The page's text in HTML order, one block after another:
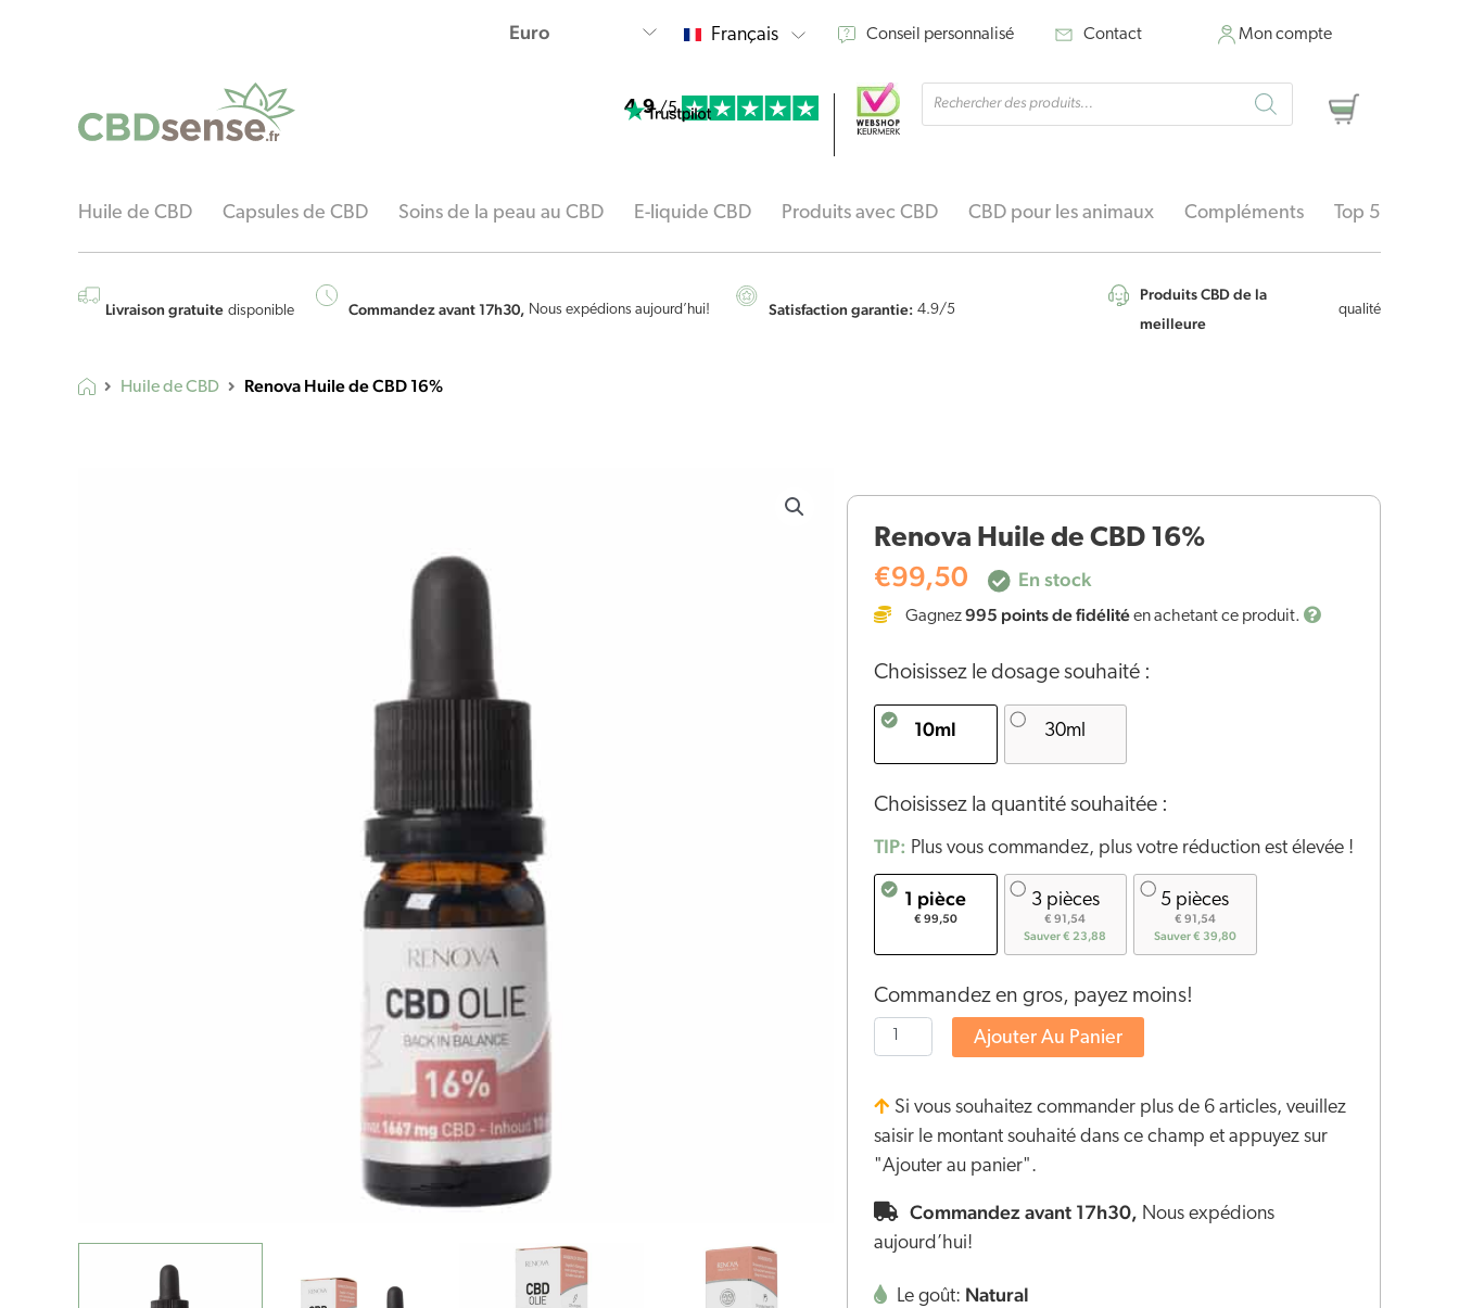
Français Conseil personnalisé Contact Mon compte
4.9 /5
Recherche
de
produits
Panier
Huile de CBD Capsules de CBD Soins de la peau au CBD E-liquide CBD Produits avec CBD CBD pour les animaux Compléments Top 5
Livraison gratuite disponible Commandez avant 17h30, Nous expédions aujourd’hui! Satisfaction garantie: 4.9/5
Produits CBD de la
meilleure
qualité
Huile de CBD Renova Huile de CBD 16%
Renova Huile de CBD 16%
€99,50 En stock
Gagnez995 points de fidélitéen achetant ce produit.
Choisissez le dosage souhaité :
10ml 30ml
Choisissez la quantité souhaitée :
TIP: Plus vous commandez, plus votre réduction est élevée !
1 pièce
€ 99,50
3 pièces
€ 91,54
Sauver € 23,88
5 pièces
€ 91,54
Sauver € 39,80
Commandez en gros, payez moins!
Renova
Huile
CBD
Ajouter Au Panier
Si vous souhaitez commander plus de 6 articles, veuillez
saisir le montant souhaité dans ce champ et appuyez sur
"Ajouter au panier".
Commandez avant 17h30, Nous expédions
aujourd’hui!
Le goût: Natural